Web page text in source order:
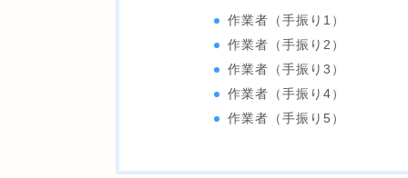
作業者（手振り1）
作業者（手振り2）
作業者（手振り3）
作業者（手振り4）
作業者（手振り5）